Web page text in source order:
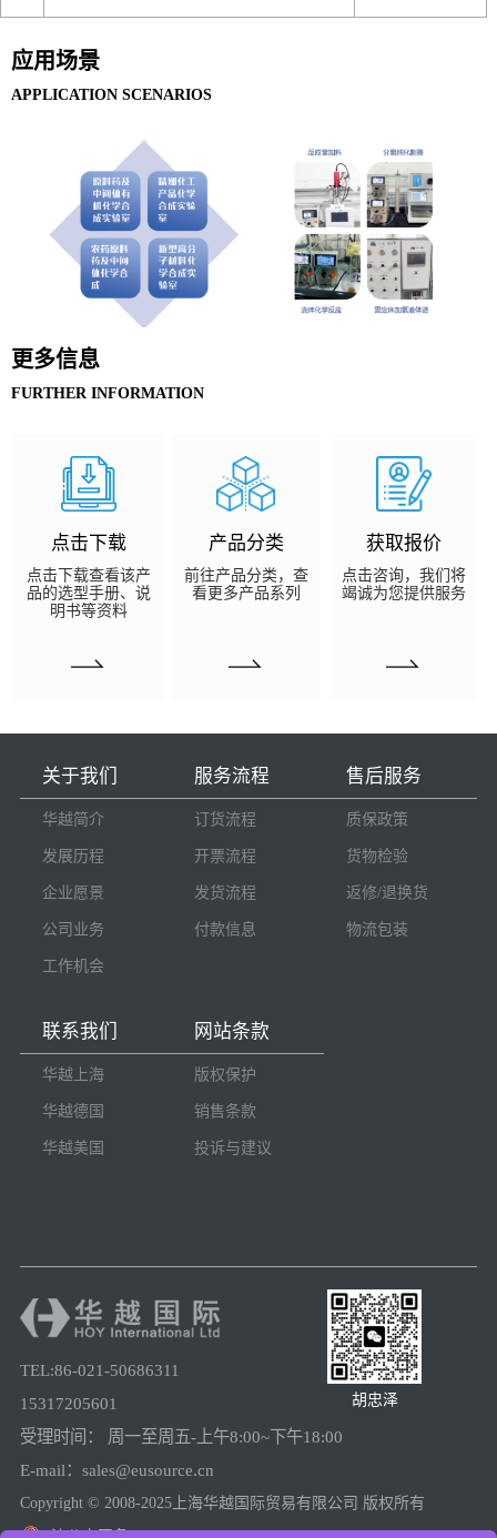
应用场景
APPLICATION SCENARIOS
更多信息
FURTHER INFORMATION
点击下载
点击下载查看该产
品的选型手册、说
明书等资料
产品分类
前往产品分类，查
看更多产品系列
获取报价
点击咨询，我们将
竭诚为您提供服务
关于我们
华越简介
发展历程
企业愿景
公司业务
工作机会
服务流程
订货流程
开票流程
发货流程
付款信息
售后服务
质保政策
货物检验
返修/退换货
物流包装
联系我们
华越上海
华越德国
华越美国
网站条款
版权保护
销售条款
投诉与建议
TEL:86-021-50686311
15317205601
受理时间： 周一至周五-上午8:00~下午18:00
E-mail：sales@eusource.cn
胡忠泽
Copyright © 2008-2025上海华越国际贸易有限公司 版权所有